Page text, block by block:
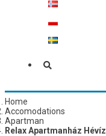
Home
Accomodations
Apartman
Relax Apartmanház Hévíz